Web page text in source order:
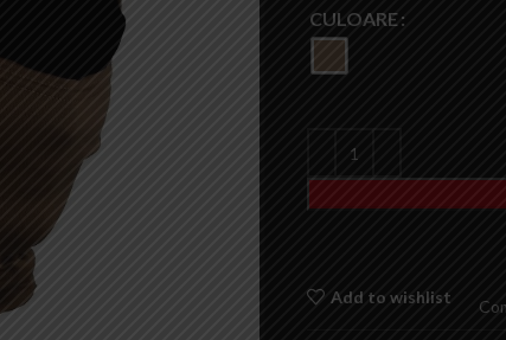
CULOARE
Add to wishlist